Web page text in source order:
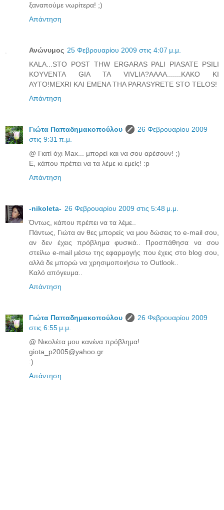
ξαναπούμε νωρίτερα! ;)
Απάντηση
Ανώνυμος 25 Φεβρουαρίου 2009 στις 4:07 μ.μ.
KALA...STO POST THW ERGARAS PALI PIASATE PSILI
KOYVENTA GIA TA VIVLIA?AAAA.......KAKO KI
AYTO!MEXRI KAI EMENA THA PARASYRETE STO TELOS!
Απάντηση
Γιώτα Παπαδημακοπούλου
26 Φεβρουαρίου 2009
στις 9:31 π.μ.
@ Γιατί όχι Max... μπορεί και να σου αρέσουν! ;)
Ε, κάπου πρέπει να τα λέμε κι εμείς! :p
Απάντηση
-nikoleta- 26 Φεβρουαρίου 2009 στις 5:48 μ.μ.
Όντως, κάπου πρέπει να τα λέμε..
Πάντως, Γιώτα αν θες μπορείς να μου δώσεις το e-mail σου,
αν δεν έχεις πρόβλημα φυσικά.. Προσπάθησα να σου
στείλω e-mail μέσω της εφαρμογής που έχεις στο blog σου,
αλλά δε μπορώ να χρησιμοποιήσω το Outlook..
Καλό απόγευμα..
Απάντηση
Γιώτα Παπαδημακοπούλου
26 Φεβρουαρίου 2009
στις 6:55 μ.μ.
@ Νικολέτα μου κανένα πρόβλημα!
giota_p2005@yahoo.gr
:)
Απάντηση